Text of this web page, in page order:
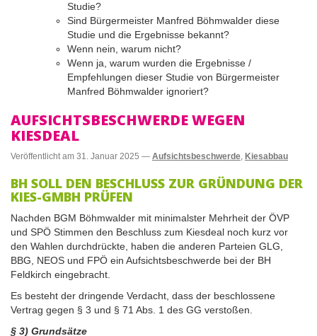
Studie?
Sind Bürgermeister Manfred Böhmwalder diese
Studie und die Ergebnisse bekannt?
Wenn nein, warum nicht?
Wenn ja, warum wurden die Ergebnisse /
Empfehlungen dieser Studie von Bürgermeister
Manfred Böhmwalder ignoriert?
AUFSICHTSBESCHWERDE WEGEN
KIESDEAL
Veröffentlicht am 31. Januar 2025 — Aufsichtsbeschwerde, Kiesabbau
BH SOLL DEN BESCHLUSS ZUR GRÜNDUNG DER
KIES-GMBH PRÜFEN
Nachden BGM Böhmwalder mit minimalster Mehrheit der ÖVP
und SPÖ Stimmen den Beschluss zum Kiesdeal noch kurz vor
den Wahlen durchdrückte, haben die anderen Parteien GLG,
BBG, NEOS und FPÖ ein Aufsichtsbeschwerde bei der BH
Feldkirch eingebracht.
Es besteht der dringende Verdacht, dass der beschlossene
Vertrag gegen § 3 und § 71 Abs. 1 des GG verstoßen.
§ 3) Grundsätze